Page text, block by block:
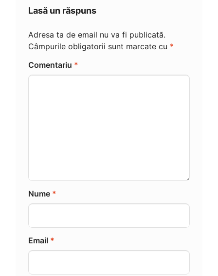
Lasă un răspuns
Adresa ta de email nu va fi publicată.
Câmpurile obligatorii sunt marcate cu *
Comentariu *
Nume *
Email *